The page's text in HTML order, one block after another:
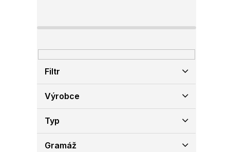
a
n
í
a
Filtr
Výrobce
Typ
Gramáž